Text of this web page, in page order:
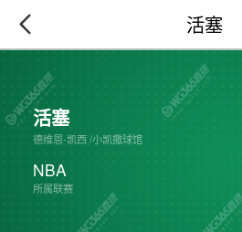
 活塞
活塞
德维恩-凯西/小凯撒球馆
NBA
所属联赛